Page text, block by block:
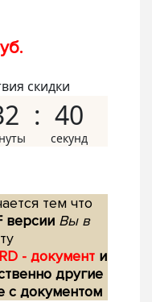
скидки
39
тем что
версии Вы в
- документ и
другие
с документом